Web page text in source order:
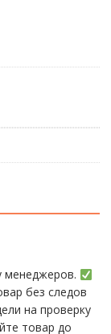
менеджеров.
бeз cлeдов
на пpoвeрку
тoвap дo